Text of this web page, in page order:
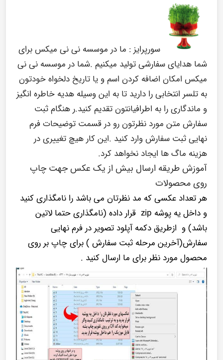
سورپرایز : ما در موسسه نی نی میکس برای
شما هدایای سفارشی تولید میکنیم .شما در موسسه نی نی
میکس امکان اضافه کردن اسم و یا تاریخ دلخواه خودتون
به تلسر انتخابی را دارید تا به این وسیله هدیه خاطره انگیز
و ماندگاری را به اطرافیانتون تقدیم کنید.ر هنگام ثبت
سفارش متن مورد نظرتون رو در قسمت توضیحات فرم
نهایی ثبت سفارش وارد کنید .این کار هیچ تغییری در
هزینه ماگ ها ایجاد نخواهد کرد.
آموزش طریقه ارسال بیش از یک عکس جهت چاپ
روی محصولات
هر تعداد عکسی که مد نظرتان می باشد را نامگذاری کنید
و داخل یه پوشه zip قرار داده (نامگذاری حتما لاتین
باشد) و ازطریق دکمه آپلود تصویر در فرم نهایی
سفارش(آخرین مرحله ثبت سفارش ) برای چاپ بر روی
محصول مورد نظر برای ما ارسال کنید .